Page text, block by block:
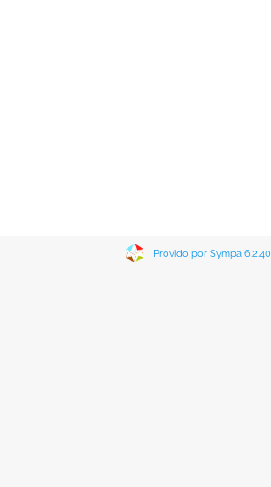
Provido por Sympa 6.2.40